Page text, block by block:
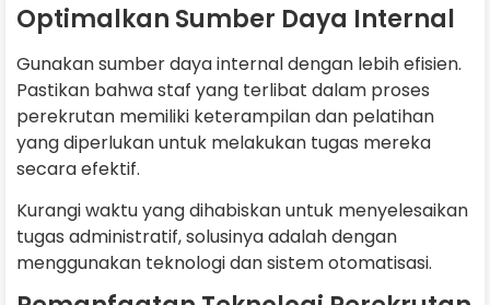
Optimalkan Sumber Daya Internal
Gunakan sumber daya internal dengan lebih efisien.
Pastikan bahwa staf yang terlibat dalam proses
perekrutan memiliki keterampilan dan pelatihan
yang diperlukan untuk melakukan tugas mereka
secara efektif.
Kurangi waktu yang dihabiskan untuk menyelesaikan
tugas administratif, solusinya adalah dengan
menggunakan teknologi dan sistem otomatisasi.